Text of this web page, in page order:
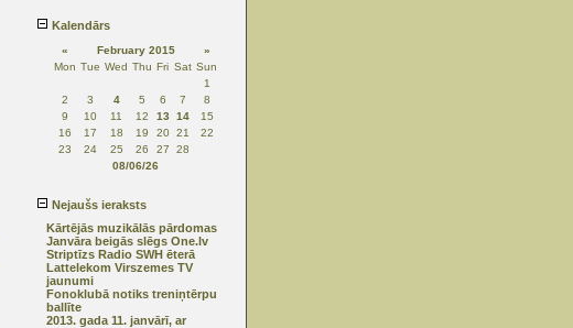
Kalendārs
« February 2015
»
Mon Tue Wed Thu Fri Sat Sun
1
2
3 4 5 6 7
8
9
10 11 12 13 14
15
16
17 18 19 20 21
22
23
24 25 26 27
28
08/06/26
Nejaušs ieraksts
Kārtējās muzikālās pārdomas
Janvāra beigās slēgs One.lv
Striptīzs Radio SWH ēterā
Lattelekom Virszemes TV
jaunumi
Fonoklubā notiks treniņtērpu
ballīte
2013. gada 11. janvārī, ar